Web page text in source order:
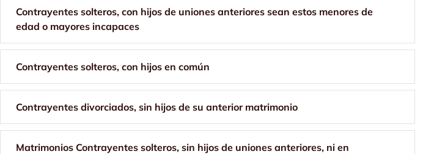
Contrayentes solteros, con hijos de uniones anteriores sean estos menores de
edad o mayores incapaces
Contrayentes solteros, con hijos en común
Contrayentes divorciados, sin hijos de su anterior matrimonio
Matrimonios Contrayentes solteros, sin hijos de uniones anteriores, ni en